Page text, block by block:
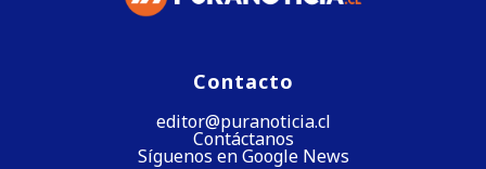
Contacto
editor@puranoticia.cl
Contáctanos
Síguenos en Google News